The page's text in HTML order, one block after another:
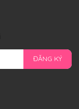
ĐĂNG KÝ